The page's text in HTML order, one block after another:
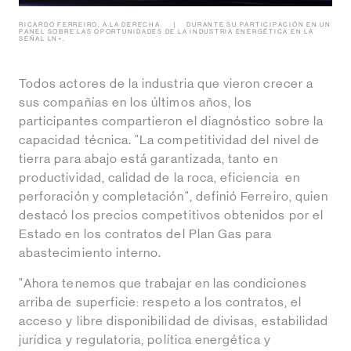
RICARDO FERREIRO, A LA DERECHA.
DURANTE SU PARTICIPACIÓN EN UN
PANEL SOBRE LAS OPORTUNIDADES DE LA INDUSTRIA ENERGÉTICA EN LA
SEÑAL LN+.
Todos actores de la industria que vieron crecer a
sus compañías en los últimos años, los
participantes compartieron el diagnóstico sobre la
capacidad técnica. "La competitividad del nivel de
tierra para abajo está garantizada, tanto en
productividad, calidad de la roca, eficiencia en
perforación y completación", definió Ferreiro, quien
destacó los precios competitivos obtenidos por el
Estado en los contratos del Plan Gas para
abastecimiento interno.
"Ahora tenemos que trabajar en las condiciones
arriba de superficie: respeto a los contratos, el
acceso y libre disponibilidad de divisas, estabilidad
jurídica y regulatoria, política energética y